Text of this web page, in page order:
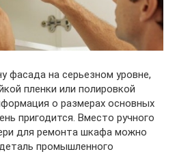
фасада на серьезном уровне,
пленки или полировкой
о размерах основных
пригодится. Вместо ручного
для ремонта шкафа можно
промышленного